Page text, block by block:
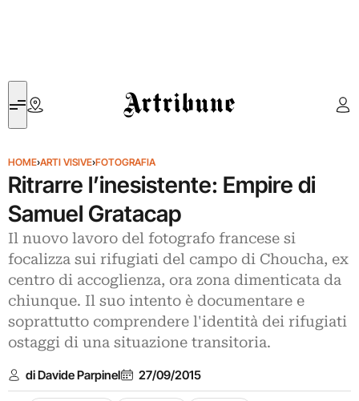
Artribune
HOME›ARTI VISIVE›FOTOGRAFIA
Ritrarre l’inesistente: Empire di
Samuel Gratacap
Il nuovo lavoro del fotografo francese si
focalizza sui rifugiati del campo di Choucha, ex
centro di accoglienza, ora zona dimenticata da
chiunque. Il suo intento è documentare e
soprattutto comprendere l'identità dei rifugiati
ostaggi di una situazione transitoria.
di Davide Parpinel 27/09/2015